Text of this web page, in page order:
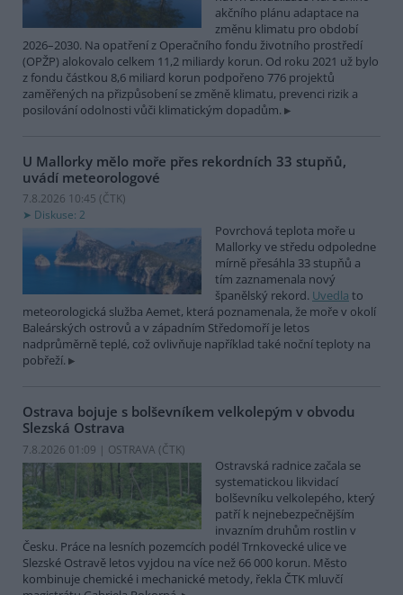
akčního plánu adaptace na
změnu klimatu pro období
2026–2030. Na opatření z Operačního fondu životního prostředí
(OPŽP) alokovalo celkem 11,2 miliardy korun. Od roku 2021 už bylo
z fondu částkou 8,6 miliard korun podpořeno 776 projektů
zaměřených na přizpůsobení se změně klimatu, prevenci rizik a
posilování odolnosti vůči klimatickým dopadům.
U Mallorky mělo moře přes rekordních 33 stupňů,
uvádí meteorologové
7.8.2026 10:45 (ČTK)
Diskuse: 2
Povrchová teplota moře u
Mallorky ve středu odpoledne
mírně přesáhla 33 stupňů a
tím zaznamenala nový
španělský rekord. Uvedla to
meteorologická služba Aemet, která poznamenala, že moře v okolí
Baleárských ostrovů a v západním Středomoří je letos
nadprůměrně teplé, což ovlivňuje například také noční teploty na
pobřeží.
Ostrava bojuje s bolševníkem velkolepým v obvodu
Slezská Ostrava
7.8.2026 01:09 | OSTRAVA (ČTK)
Ostravská radnice začala se
systematickou likvidací
bolševníku velkolepého, který
patří k nejnebezpečnějším
invazním druhům rostlin v
Česku. Práce na lesních pozemcích podél Trnkovecké ulice ve
Slezské Ostravě letos vyjdou na více než 66 000 korun. Město
kombinuje chemické i mechanické metody, řekla ČTK mluvčí